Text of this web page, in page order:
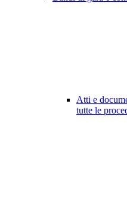
Atti e
tutte le